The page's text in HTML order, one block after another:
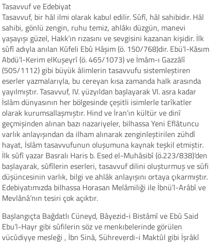
Tasavvuf ve Edebiyat
Tasavvuf, bir hâl ilmi olarak kabul edilir. Sûfî, hâl sahibidir. Hâl
sahibi, gönlü zengin, ruhu temiz, ahlâkı düzgün, manevi
yaşayışı güzel, Hakk’ın rızasını ve sevgisini kazanan kişidir. İlk
sûfî adıyla anılan Kûfeli Ebû Hâşim (ö. 150/768)dir. Ebü’l-Kâsım
Abdü’l-Kerim elKuşeyrî (ö. 465/1073) ve İmâm-ı Gazzâlî
(505/1112) gibi büyük âlimlerin tasavvufu sistemleştiren
eserler yazmalarıyla, bu cereyan kısa zamanda halk arasında
yayılmıştır. Tasavvuf, IV. yüzyıldan başlayarak VI. asra kadar
İslâm dünyasının her bölgesinde çeşitli isimlerle tarîkatler
olarak kurumsallaşmıştır. Hind ve İran’ın kültür ve dinî
geçmişinden alınan bazı nazariyeler, bilhassa Yeni Eflâtuncu
varlık anlayışından da ilham alınarak zenginleştirilen zühdî
hayat, İslâm tasavvufunun oluşumuna kaynak teşkil etmiştir.
İlk sûfî yazar Basralı Haris b. Esed el-Muhâsibî (ö.223/838)’den
başlayarak, sûfîlerin eserleri, tasavvuf dilini oluşturmuş ve sûfi
düşüncesinin varlık, bilgi ve ahlâk anlayışını ortaya çıkarmıştır.
Edebiyatımızda bilhassa Horasan Melâmiliği ile İbnü’l-Arâbî ve
Mevlânâ’nın tesiri çok açıktır.
Başlangıçta Bağdatlı Cüneyd, Bâyezid-i Bistâmî ve Ebû Said
Ebu’l-Hayr gibi sûfilerin söz ve menkıbelerinde görülen
vücûdiyye mesleği , İbn Sinâ, Sühreverdi-i Maktûl gibi İşrâkî